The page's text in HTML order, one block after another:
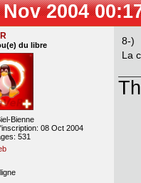
2004
du libre
Bienne
08 Oct 2004
531
8-)
La